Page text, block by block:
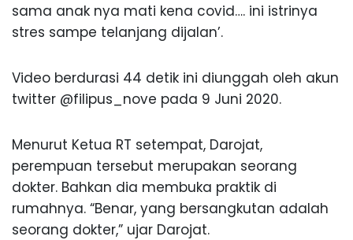
sama anak nya mati kena covid…. ini istrinya
stres sampe telanjang dijalan’.
Video berdurasi 44 detik ini diunggah oleh akun
twitter @filipus_nove pada 9 Juni 2020.
Menurut Ketua RT setempat, Darojat,
perempuan tersebut merupakan seorang
dokter. Bahkan dia membuka praktik di
rumahnya. “Benar, yang bersangkutan adalah
seorang dokter,” ujar Darojat.